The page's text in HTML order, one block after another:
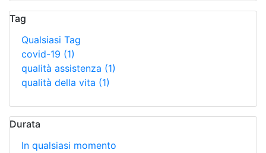
Tag
Qualsiasi Tag
covid-19 (1)
qualità assistenza (1)
qualità della vita (1)
Durata
In qualsiasi momento